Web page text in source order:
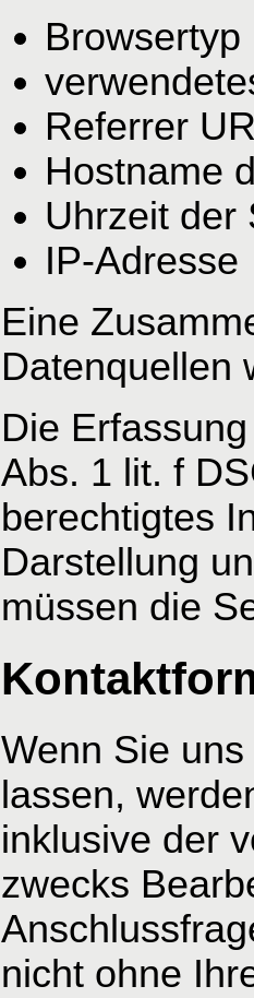
Referrer
Hostname
Uhrzeit der
IP-Adresse
Eine
Datenquellen
Die
Abs. 1 lit. f
berechtigtes
Darstellung
müssen die
Wenn Sie
lassen,
inklusive der
zwecks
nicht ohne